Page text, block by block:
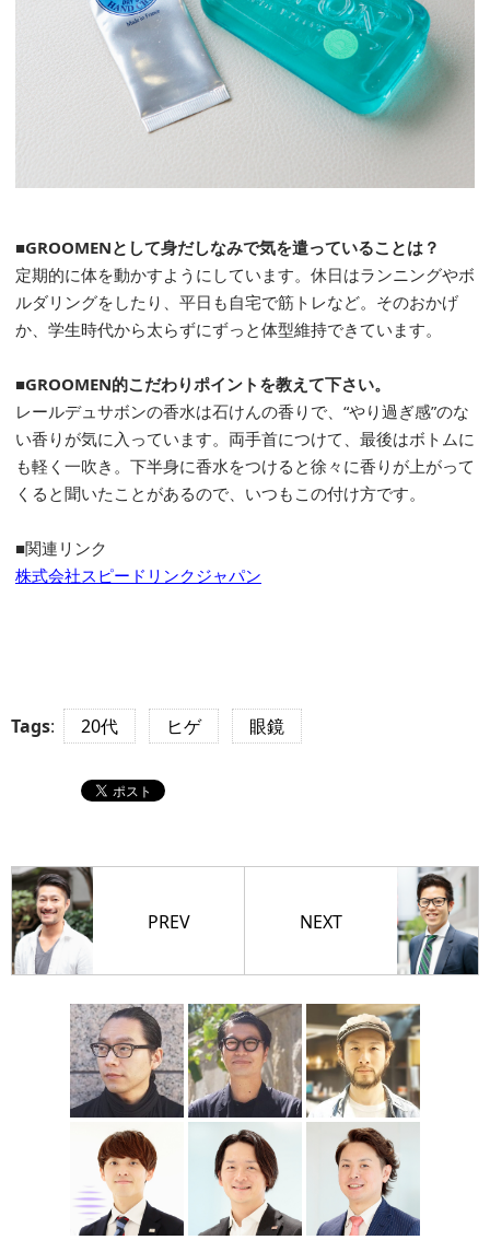
■GROOMENとして身だしなみで気を遣っていることは？
定期的に体を動かすようにしています。休日はランニングやボ
ルダリングをしたり、平日も自宅で筋トレなど。そのおかげ
か、学生時代から太らずにずっと体型維持できています。
■GROOMEN的こだわりポイントを教えて下さい。
レールデュサボンの香水は石けんの香りで、“やり過ぎ感”のな
い香りが気に入っています。両手首につけて、最後はボトムに
も軽く一吹き。下半身に香水をつけると徐々に香りが上がって
くると聞いたことがあるので、いつもこの付け方です。
■関連リンク
株式会社スピードリンクジャパン
Tags: 20代 ヒゲ 眼鏡
PREV NEXT